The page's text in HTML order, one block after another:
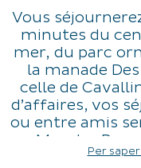
Vous
minutes du
mer, du parc
la manade
celle de
d’affaires, vos
ou entre amis
Mas des
nombreuxPer